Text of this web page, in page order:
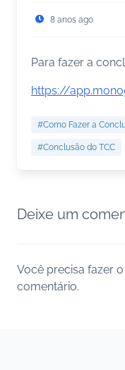
8 anos ago
Para fazer a
https://
#Como Fazer a
#Conclusão do TCC
Deixe um
Você precisa fazer o
comentário.